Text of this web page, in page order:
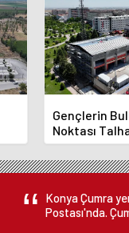
Gençlerin
Noktası
Bayrakçı
Hızla
Konya Çumra
Postası'nda.